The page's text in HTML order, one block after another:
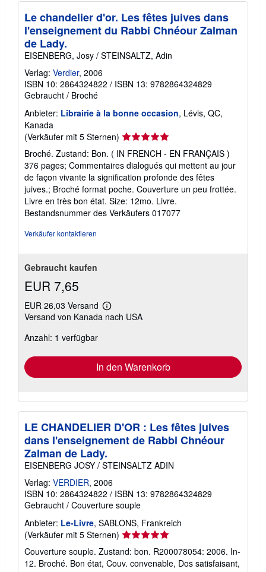
Le chandelier d'or. Les fêtes juives dans
l'enseignement du Rabbi Chnéour Zalman
de Lady.
EISENBERG, Josy / STEINSALTZ, Adin
Verlag: Verdier, 2006
ISBN 10: 2864324822 / ISBN 13: 9782864324829
Gebraucht / Broché
Anbieter: Librairie à la bonne occasion, Lévis, QC,
Kanada
(Verkäufer mit 5 Sternen) Verkäuferbewertung
5
von
5
Sternen
Broché. Zustand: Bon. ( IN FRENCH - EN FRANÇAIS )
376 pages; Commentaires dialogués qui mettent au jour
de façon vivante la signification profonde des fêtes
juives.; Broché format poche. Couverture un peu frottée.
Livre en très bon état. Size: 12mo. Livre.
Bestandsnummer des Verkäufers 017077
Verkäufer kontaktieren
Gebraucht kaufen
EUR 7,65
EUR 26,03 Versand
Weitere
Informationen
Versand von Kanada nach USA
Anzahl: 1 verfügbar
In den Warenkorb
LE CHANDELIER D'OR : Les fêtes juives
dans l'enseignement de Rabbi Chnéour
Zalman de Lady.
EISENBERG JOSY / STEINSALTZ ADIN
Verlag: VERDIER, 2006
ISBN 10: 2864324822 / ISBN 13: 9782864324829
Gebraucht / Couverture souple
Anbieter: Le-Livre, SABLONS, Frankreich
(Verkäufer mit 5 Sternen) Verkäuferbewertung
von
5
Couverture souple. Zustand: bon. R200078054: 2006. In-
12. Broché. Bon état, Couv. convenable, Dos satisfaisant,